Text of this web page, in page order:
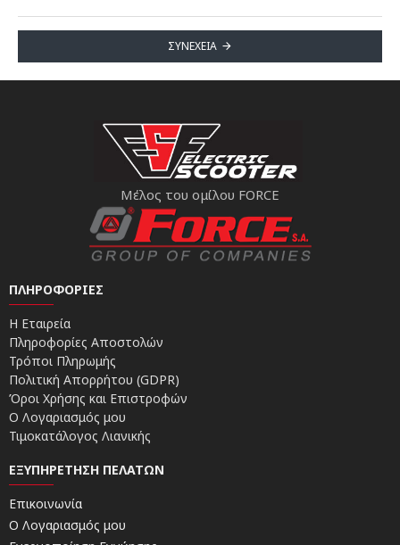
ΣΥΝΈΧΕΙΑ
Μέλος του ομίλου FORCE
ΠΛΗΡΟΦΟΡΊΕΣ
Η Εταιρεία
Πληροφορίες Αποστολών
Τρόποι Πληρωμής
Πολιτική Απορρήτου (GDPR)
Όροι Χρήσης και Επιστροφών
Ο Λογαριασμός μου
Τιμοκατάλογος Λιανικής
ΕΞΥΠΗΡΈΤΗΣΗ ΠΕΛΑΤΏΝ
Επικοινωνία
Ο Λογαριασμός μου